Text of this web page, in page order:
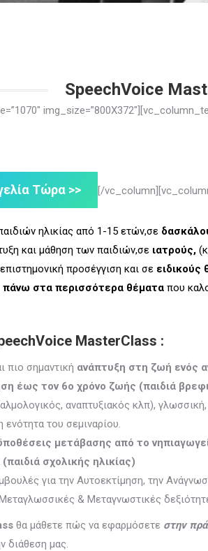
SpeechVoice
Τώρα >> [/
ηλικίας από 1-15 ετών,σε
και μάθηση των παιδιών,σε ιατρούς,
προσέγγιση και σε ειδικούς
πάνω στα περισσότερα θέματα που
MasterClass :
πιο σημαντική ανάπτυξη στη ζωή ενός
έως τον 6ο χρόνο ζωής (παιδιά
αναπτυξιακός κλπ),
του σεμιναρίου.
μετάβασης από το
σχολικής ηλικίας)
για την Αυτοεκτίμηση, την
& Μεταγνωστικές
θα μάθετε πώς να εφαρμόσετε στην
διάθεση μας.